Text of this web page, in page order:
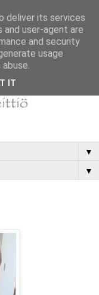
▼
▼
deliver its services
and user-agent are
and security
usage
IT